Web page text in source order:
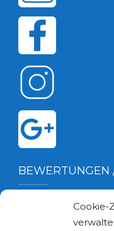
Cookie-
BEWERTUNGEN